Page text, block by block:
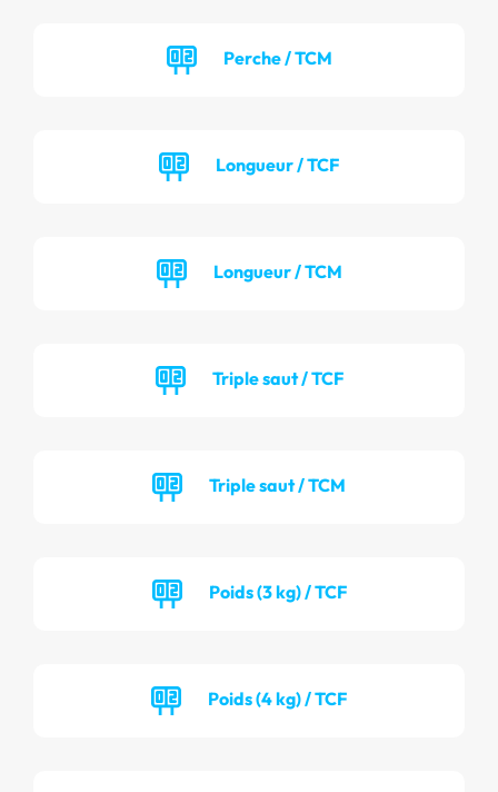
Perche / TCM
Longueur / TCF
Longueur / TCM
Triple saut / TCF
Triple saut / TCM
Poids (3 kg) / TCF
Poids (4 kg) / TCF